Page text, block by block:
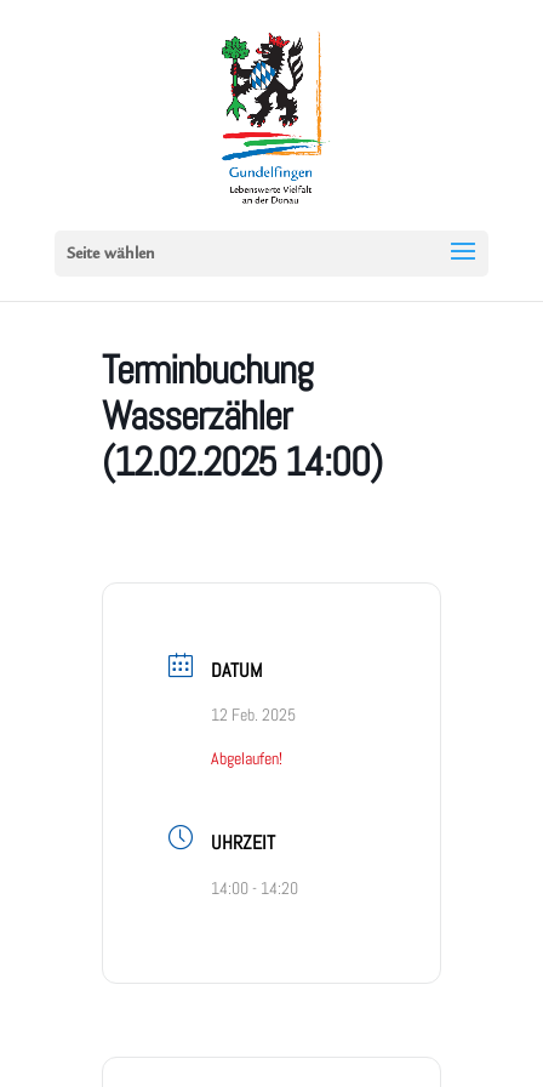
Seite wählen
Terminbuchung
Wasserzähler
(12.02.2025 14:00)
DATUM
12 Feb. 2025
Abgelaufen!
UHRZEIT
14:00 - 14:20